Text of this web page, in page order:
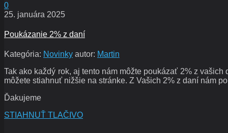
0
25. januára 2025
Poukázanie 2% z daní
Kategória: Novinky autor: Martin
Tak ako každý rok, aj tento nám môžte poukázať 2% z
môžete stiahnuť nižšie na stránke. Z Vašich 2% z daní nám
Ďakujeme
STIAHNUŤ TLAČIVO